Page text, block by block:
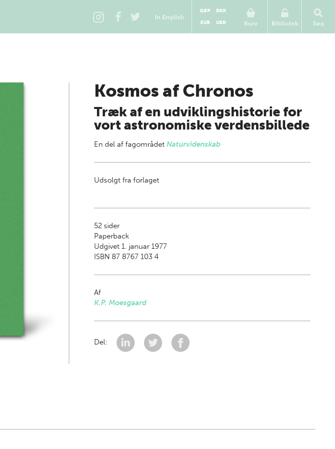
In English
Kurv
GBP
DKK
EUR
USD Bibliotek Søg
Kosmos af Chronos
Træk af en udviklingshistorie for
vort astronomiske verdensbillede
En del af fagområdet Naturvidenskab
Udsolgt fra forlaget
52sider
Paperback
Udgivet 1. januar 1977
ISBN 87 8767 103 4
Af
K.P. Moesgaard
Del: